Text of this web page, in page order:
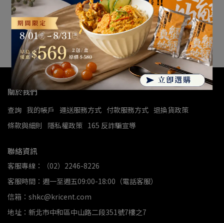
關於我們
查詢 我的帳戶 運送服務方式 付款服務方式 退換貨政策
條款與細則
隱私權政策 165 反詐騙宣導
聯絡資訊
客服專線：（02）2246-8226
客服時間：週一至週五09:00-18:00（電話客服）
信箱：shkc@kricent.com
地址：新北市中和區中山路二段351號7樓之7